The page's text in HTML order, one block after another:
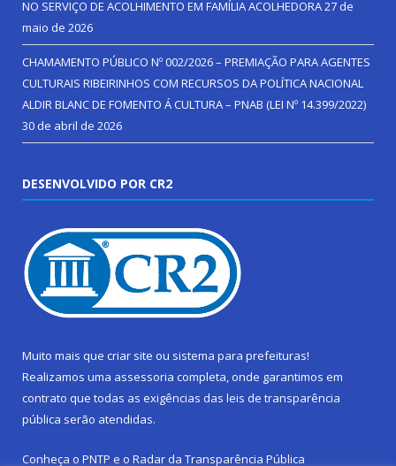
NO SERVIÇO DE ACOLHIMENTO EM FAMÍLIA ACOLHEDORA27 de
maio de 2026
CHAMAMENTO PÚBLICO Nº 002/2026 – PREMIAÇÃO PARA AGENTES
CULTURAIS RIBEIRINHOS COM RECURSOS DA POLÍTICA NACIONAL
ALDIR BLANC DE FOMENTO Á CULTURA – PNAB (LEI Nº 14.399/2022)
30 de abril de 2026
DESENVOLVIDO POR CR2
Muito mais que criar site ou sistema para prefeituras!
Realizamos uma assessoria completa, onde garantimos em
contrato que todas as exigências das leis de transparência
pública serão atendidas.
Conheça o PNTP e o Radar da Transparência Pública